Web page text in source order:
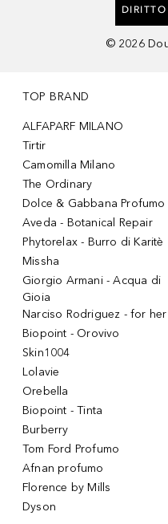
© 2026
TOP BRAND
ALFAPARF MILANO
Tirtir
Camomilla Milano
The Ordinary
Dolce & Gabbana Profumo
Aveda - Botanical Repair
Phytorelax - Burro di Karitè
Missha
Giorgio Armani - Acqua di
Gioia
Narciso Rodriguez - for her
Biopoint - Orovivo
Skin1004
Lolavie
Orebella
Biopoint - Tinta
Burberry
Tom Ford Profumo
Afnan profumo
Florence by Mills
Dyson